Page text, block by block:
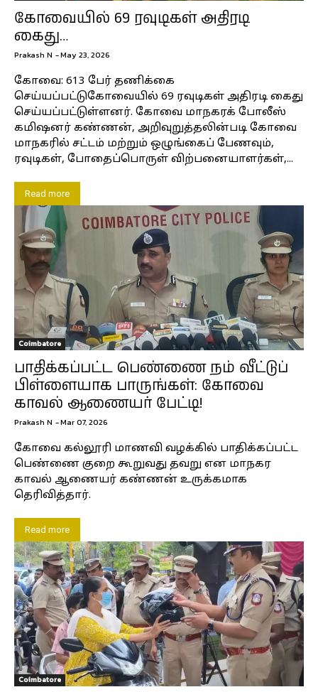
கோவையில் 69 ரவுடிகள் அதிரடி
கைது…
Prakash N -May 23, 2026
கோவை: 613 பேர் தணிக்கை
செய்யப்பட்டுகோவையில் 69 ரவுடிகள் அதிரடி கைது
செய்யப்பட்டுள்ளனர். கோவை மாநகரக் போலீஸ்
கமிஷனர் கண்ணன், அறிவுறுத்தலின்படி கோவை
மாநகரில் சட்டம் மற்றும் ஒழுங்கைப் பேணவும்,
ரவுடிகள், போதைப்பொருள் விற்பனையாளர்கள்,...
Read more
Coimbatore
பாதிக்கப்பட்ட பெண்ணை நம் வீட்டுப்
பிள்ளையாக பாருங்கள்: கோவை
காவல் ஆணையர் பேட்டி!
Prakash N -Mar 07, 2026
கோவை கல்லூரி மாணவி வழக்கில் பாதிக்கப்பட்ட
பெண்ணை குறை கூறுவது தவறு என மாநகர
காவல் ஆணையர் கண்ணன் உருக்கமாக
தெரிவித்தார்.
Read more
Coimbatore